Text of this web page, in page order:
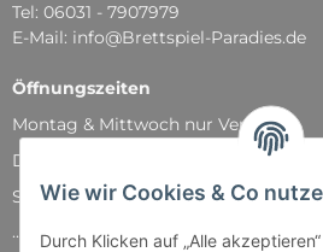
Wie wir Cookies & Co
Durch Klicken auf „Alle
Tel: 06031 - 7907979
E-Mail: info@Brettspiel-Paradies.de
Öffnungszeiten
Montag & Mittwoch nur Versand
Dienstag, Donnerstag und Freitag:
Samstag: 11:00 - 14:00 Uhr
...und natürlich während unserer